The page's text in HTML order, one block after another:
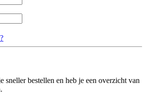
sneller bestellen en heb je een overzicht van